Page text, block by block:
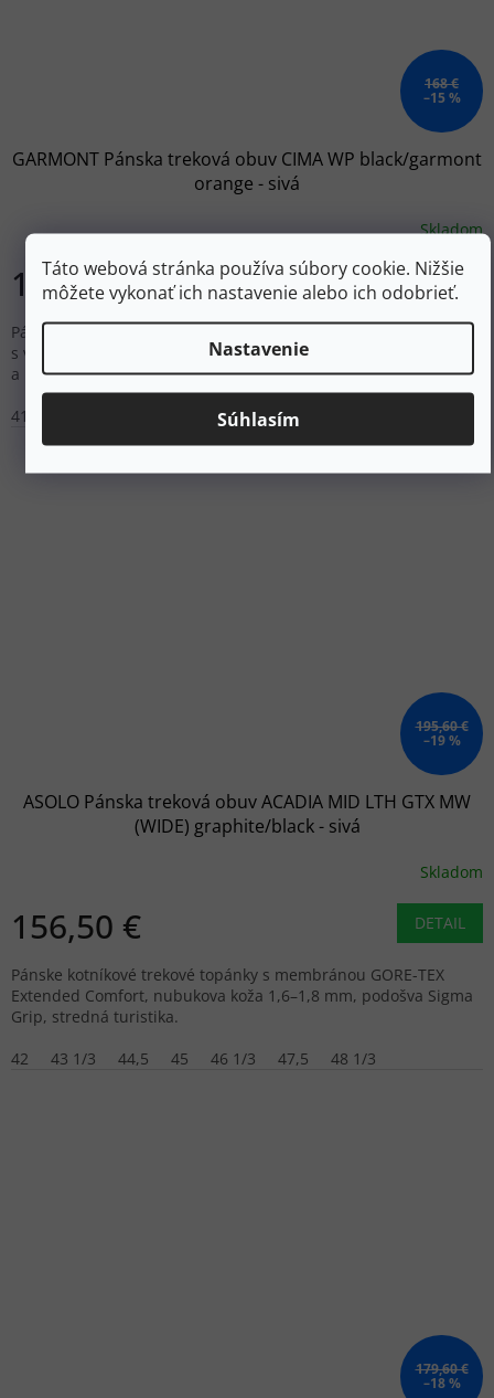
Táto webová stránka používa súbory cookie. Nižšie
môžete vykonať ich nastavenie alebo ich odobrieť.
Nastavenie
Súhlasím
168 €
–15 %
GARMONT Pánska treková obuv CIMA WP black/garmont
orange - sivá
Skladom
142,80 € DETAIL
Pánske vysoké trekové topánky Garmont Cima WP
s vodoodolnou membránou, koženo-syntetickým zvrškom
a podrážkou Mountain Grip™ pre stredne náročný terén.
41,5
46
195,60 €
–19 %
ASOLO Pánska treková obuv ACADIA MID LTH GTX MW
(WIDE) graphite/black - sivá
Skladom
156,50 € DETAIL
Pánske kotníkové trekové topánky s membránou GORE-TEX
Extended Comfort, nubukova koža 1,6–1,8 mm, podošva Sigma
Grip, stredná turistika.
42
43 1/3 44,5 45 46 1/3 47,5 48 1/3
179,60 €
–18 %